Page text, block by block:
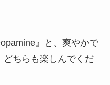
』と、爽やかで
どちらも楽しんでくだ